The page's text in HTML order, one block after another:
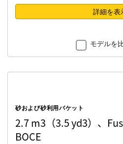
詳細を表
モデルを
砂および砂利用バケット
2.7 m3（3.5 yd3）、
BOCE